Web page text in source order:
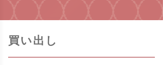
買い出し